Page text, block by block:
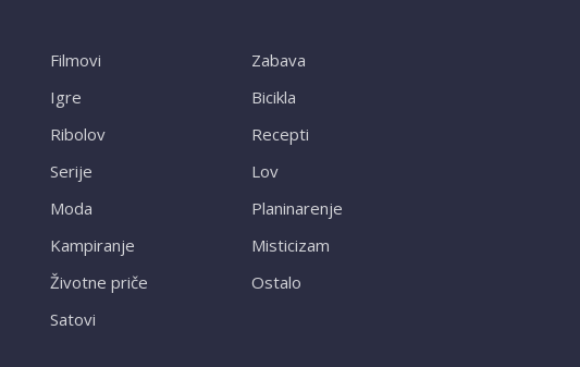
Filmovi
Igre
Ribolov
Serije
Moda
Kampiranje
Životne priče
Satovi
Zabava
Bicikla
Recepti
Lov
Planinarenje
Misticizam
Ostalo